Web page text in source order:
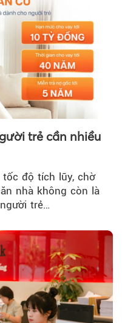
trẻ cần nhiều
độ tích lũy, chờ
nhà không còn là
trẻ…